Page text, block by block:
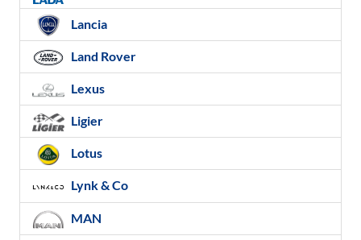
Lancia
Land Rover
Lexus
Ligier
Lotus
Lynk & Co
MAN